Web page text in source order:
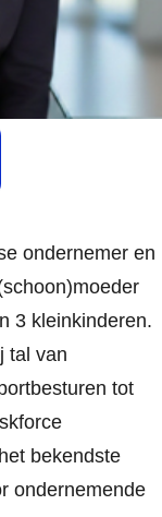
ondernemer en
3 kleinkinderen.
tal van
tot
bekendste
ondernemende